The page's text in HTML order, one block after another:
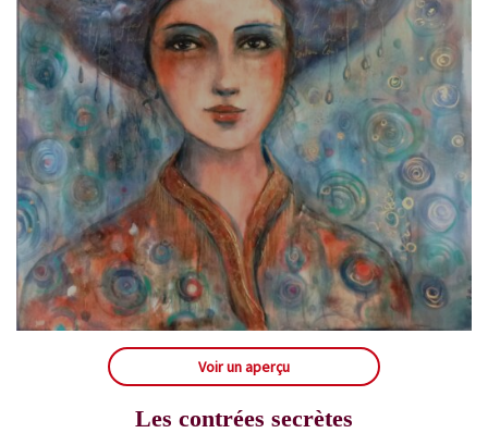
Voir un aperçu
Les contrées secrètes